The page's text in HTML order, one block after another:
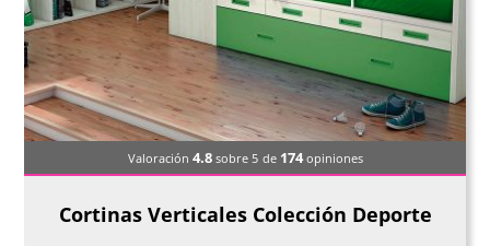
Valoración 4.8sobre 5 de 174opiniones
Cortinas Verticales Colección Deporte